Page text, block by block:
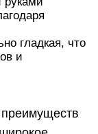
гладкая, что
и